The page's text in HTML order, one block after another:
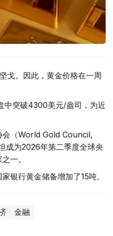
戈。因此，黄金价格在一周
中突破4300美元/盎司，为近
会（World Gold Council,
成为2026年第二季度全球央
一。
银行黄金储备增加了15吨。
金融